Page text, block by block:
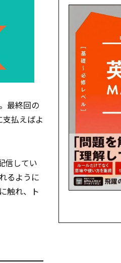
最終回の
払えばよ
信してい
るように
触れ、ト